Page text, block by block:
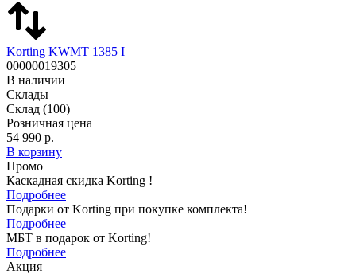
Korting KWMT 1385 I
00000019305
В наличии
Склады
Склад (100)
Розничная цена
54 990 р.
В корзину
Промо
Каскадная скидка Korting !
Подробнее
Подарки от Korting при покупке комплекта!
Подробнее
МБТ в подарок от Korting!
Подробнее
Акция